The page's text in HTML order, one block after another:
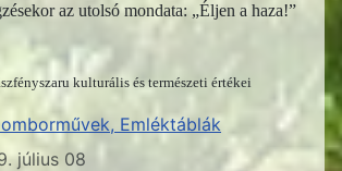
az utolsó mondata: „Éljen a haza!”
kulturális és természeti értékei
Emléktáblák
július 08